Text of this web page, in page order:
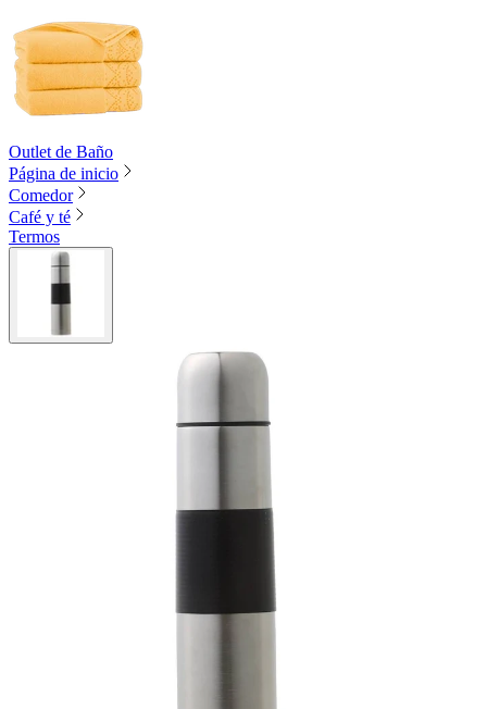
Outlet de Baño
Página de inicio
Comedor
Café y té
Termos